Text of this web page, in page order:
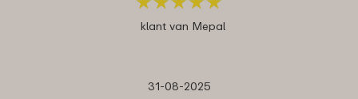
klant van Mepal
31-08-2025